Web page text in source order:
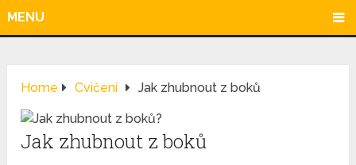
MENU
Home Cvičení Jak zhubnout z boků
Jak zhubnout z boků